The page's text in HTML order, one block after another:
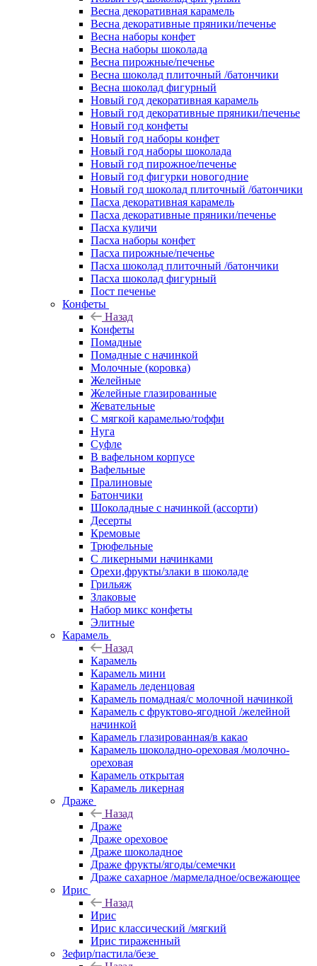
Весна декоративная карамель
Весна декоративные пряники/печенье
Весна наборы конфет
Весна наборы шоколада
Весна пирожные/печенье
Весна шоколад плиточный /батончики
Весна шоколад фигурный
Новый год декоративная карамель
Новый год декоративные пряники/печенье
Новый год конфеты
Новый год наборы конфет
Новый год наборы шоколада
Новый год пирожное/печенье
Новый год фигурки новогодние
Новый год шоколад плиточный /батончики
Пасха декоративная карамель
Пасха декоративные пряники/печенье
Пасха куличи
Пасха наборы конфет
Пасха пирожные/печенье
Пасха шоколад плиточный /батончики
Пасха шоколад фигурный
Пост печенье
Конфеты
Назад
Конфеты
Помадные
Помадные с начинкой
Молочные (коровка)
Желейные
Желейные глазированные
Жевательные
С мягкой карамелью/тоффи
Нуга
Суфле
В вафельном корпусе
Вафельные
Пралиновые
Батончики
Шоколадные с начинкой (ассорти)
Десерты
Кремовые
Трюфельные
С ликерными начинками
Орехи,фрукты/злаки в шоколаде
Грильяж
Злаковые
Набор микс конфеты
Элитные
Карамель
Назад
Карамель
Карамель мини
Карамель леденцовая
Карамель помадная/с молочной начинкой
Карамель с фруктово-ягодной /желейной
начинкой
Карамель глазированная/в какао
Карамель шоколадно-ореховая /молочно-
ореховая
Карамель открытая
Карамель ликерная
Драже
Назад
Драже
Драже ореховое
Драже шоколадное
Драже фрукты/ягоды/семечки
Драже сахарное /мармеладное/освежающее
Ирис
Назад
Ирис
Ирис классический /мягкий
Ирис тираженный
Зефир/пастила/безе